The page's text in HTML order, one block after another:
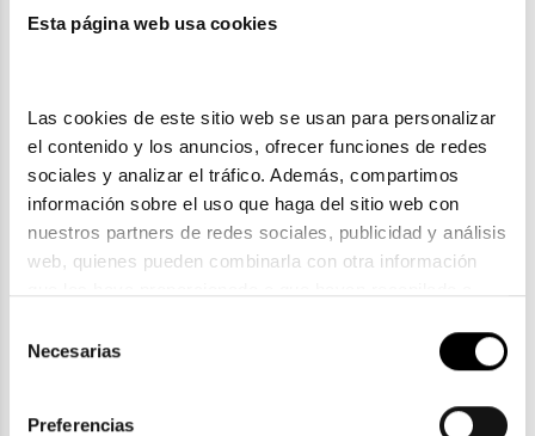
Esta página web usa cookies
Las cookies de este sitio web se usan para personalizar
el contenido y los anuncios, ofrecer funciones de redes
sociales y analizar el tráfico. Además, compartimos
información sobre el uso que haga del sitio web con
nuestros partners de redes sociales, publicidad y análisis
web, quienes pueden combinarla con otra información
la política de privacidad en el siguiente
. Consulta
Necesarias
Preferencias
POLAROID PLD D460